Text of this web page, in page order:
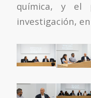
química, y
investigación,